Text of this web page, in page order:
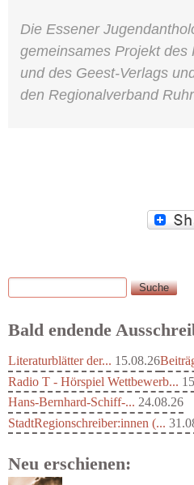
Die Essener
gemeinsames Projekt des
und des Geest-Verlags
den Regionalverband
Suchformular
Suche
Bald endende
Literaturblätter der... 15.08.26
Radio T - Hörspiel Wettbewerb...
Hans-Bernhard-Schiff-... 24.08.26
StadtRegionschreiber:innen (...
Neu erschienen: